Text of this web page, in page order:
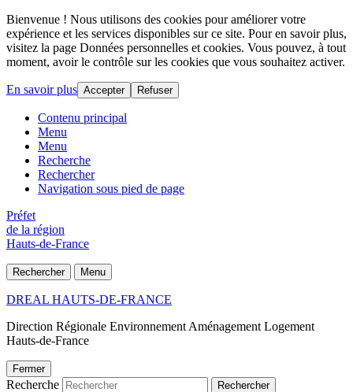
Bienvenue ! Nous utilisons des cookies pour améliorer votre
expérience et les services disponibles sur ce site. Pour en savoir plus,
visitez la page Données personnelles et cookies. Vous pouvez, à tout
moment, avoir le contrôle sur les cookies que vous souhaitez activer.
En savoir plus Accepter Refuser
Contenu principal
Menu
Menu
Recherche
Rechercher
Navigation sous pied de page
Préfet
de la région
Hauts-de-France
Rechercher Menu
DREAL HAUTS-DE-FRANCE
Direction Régionale Environnement Aménagement Logement
Hauts-de-France
Fermer
Recherche Rechercher